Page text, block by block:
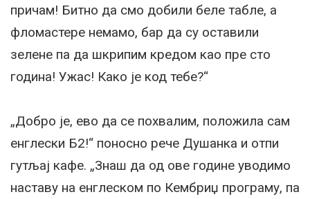
причам! Битно да смо добили беле табле, а
фломастере немамо, бар да су оставили
зелене па да шкрипим кредом као пре сто
година! Ужас! Како је код тебе?“
„Добро је, ево да се похвалим, положила сам
енглески Б2!“ поносно рече Душанка и отпи
гутљај кафе. „Знаш да од ове године уводимо
наставу на енглеском по Кембриџ програму, па